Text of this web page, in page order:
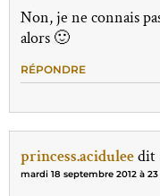
Non, je ne connais
alors 🙂
RÉPONDRE
princess.aciduleedit
mardi 18 septembre 2012 à